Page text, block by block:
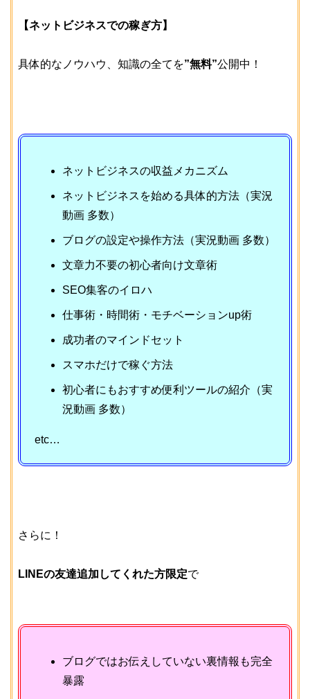
【ネットビジネスでの稼ぎ方】
具体的なノウハウ、知識の全てを”無料”公開中！
ネットビジネスの収益メカニズム
ネットビジネスを始める具体的方法（実況
動画 多数）
ブログの設定や操作方法（実況動画 多数）
文章力不要の初心者向け文章術
SEO集客のイロハ
仕事術・時間術・モチベーションup術
成功者のマインドセット
スマホだけで稼ぐ方法
初心者にもおすすめ便利ツールの紹介（実
況動画 多数）
etc…
さらに！
LINEの友達追加してくれた方限定で
ブログではお伝えしていない裏情報も完全
暴露